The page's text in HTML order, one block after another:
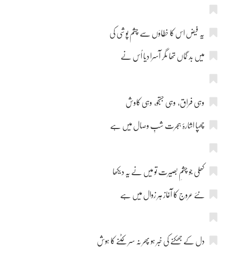
یہ فیض اس کا خطاؤں سے چشم پوشی کی
میں بد گماں تھا مگر آسرا دیا اُس نے
وہی فراق، وہی جستجو، وہی کاوش
چھپا اشارۂ ہجرت شبِ وصال میں ہے
کھلی جو چشمِ بصیرت تو میں نے یہ دیکھا
نئے عروج کا آغاز ہر زوال میں ہے
دل کے جھکنے کی خبر ہو پھر نہ سر کٹنے کا ہوش